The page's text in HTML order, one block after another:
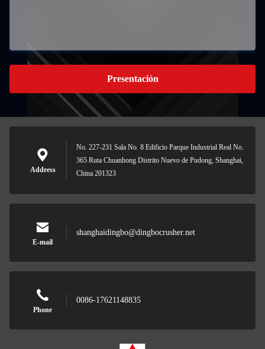
Presentación
Address
No. 227-231 Sala No. 8 Edificio Parque Industrial Real No.
365 Ruta Chuanhong Distrito Nuevo de Pudong, Shanghai,
China 201323
E-mail
shanghaidingbo@dingbocrusher.net
Phone
0086-17621148835